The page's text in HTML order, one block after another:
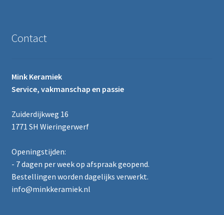
Contact
Mink Keramiek
Service, vakmanschap en passie
Zuiderdijkweg 16
1771 SH Wieringerwerf
Openingstijden:
- 7 dagen per week op afspraak geopend.
Bestellingen worden dagelijks verwerkt.
info@minkkeramiek.nl